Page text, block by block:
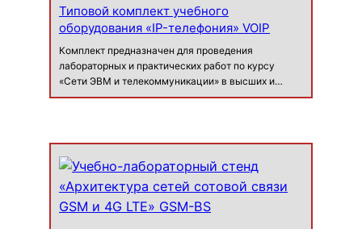
Типовой комплект учебного
оборудования «IP-телефония» VOIP
Комплект предназначен для проведения
лабораторных и практических работ по курсу
«Сети ЭВМ и телекоммуникации» в высших и
средних специальных учебных заведениях,
Комплект позволяет кач…